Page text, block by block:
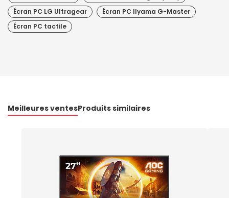
Écran PC LG Ultragear
Écran PC IIyama G-Master
Écran PC tactile
Meilleures ventesProduits similaires